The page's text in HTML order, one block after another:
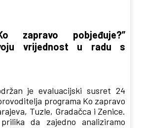
zapravo pobjeđuje?”
vrijednost u radu s
je evaluacijski susret 24
programa Ko zapravo
Tuzle, Gradačca i Zenice.
da zajedno analiziramo